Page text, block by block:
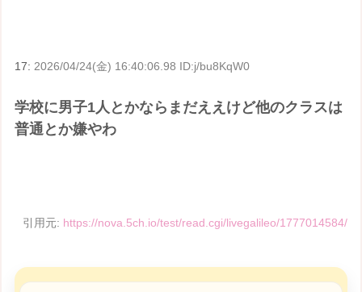
17: 2026/04/24(金) 16:40:06.98 ID:j/bu8KqW0
学校に男子1人とかならまだええけど他のクラスは
普通とか嫌やわ
引用元: https://nova.5ch.io/test/read.cgi/livegalileo/1777014584/